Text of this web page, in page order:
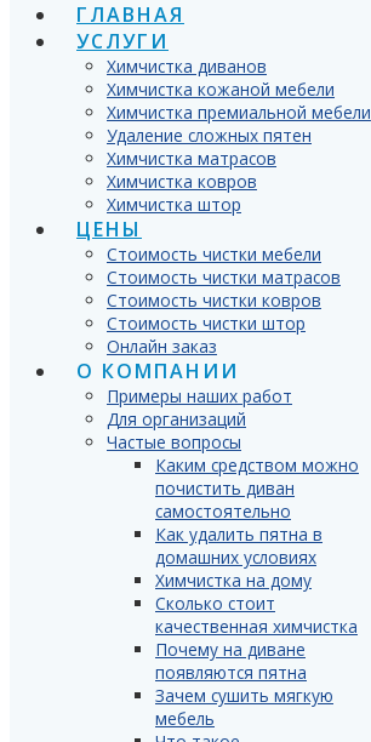
ГЛАВНАЯ
УСЛУГИ
Химчистка диванов
Химчистка кожаной мебели
Химчистка премиальной мебели
Удаление сложных пятен
Химчистка матрасов
Химчистка ковров
Химчистка штор
ЦЕНЫ
Стоимость чистки мебели
Стоимость чистки матрасов
Стоимость чистки ковров
Стоимость чистки штор
Онлайн заказ
О КОМПАНИИ
Примеры наших работ
Для организаций
Частые вопросы
Каким средством можно
почистить диван
самостоятельно
Как удалить пятна в
домашних условиях
Химчистка на дому
Сколько стоит
качественная химчистка
Почему на диване
появляются пятна
Зачем сушить мягкую
мебель